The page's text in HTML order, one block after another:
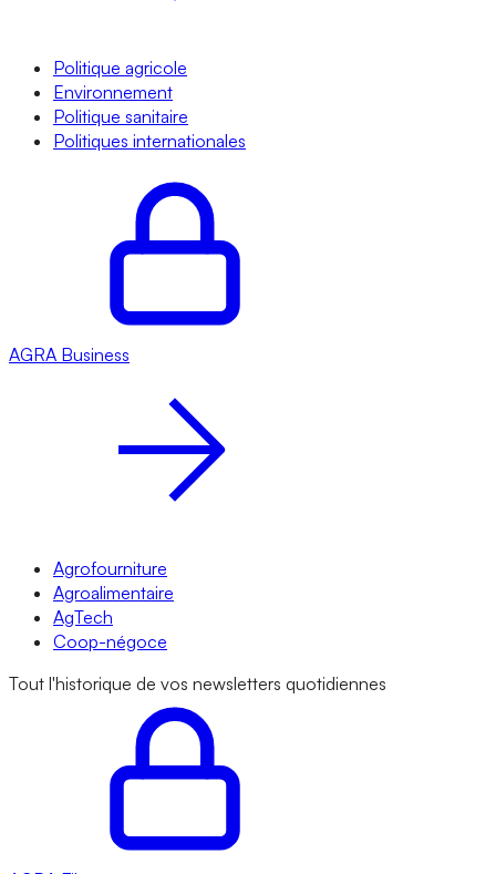
Politique agricole
Environnement
Politique sanitaire
Politiques internationales
AGRA Business
Agrofourniture
Agroalimentaire
AgTech
Coop-négoce
Tout l'historique de vos newsletters quotidiennes